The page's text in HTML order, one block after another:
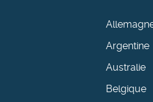
Argentine
Australie
Belgique